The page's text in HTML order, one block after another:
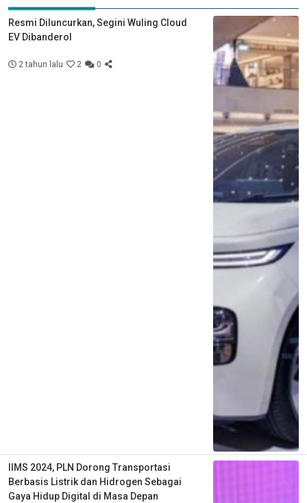
Resmi Diluncurkan, Segini Wuling Cloud
EV Dibanderol
2 tahun lalu 2 0
IIMS 2024, PLN Dorong Transportasi
Berbasis Listrik dan Hidrogen Sebagai
Gaya Hidup Digital di Masa Depan